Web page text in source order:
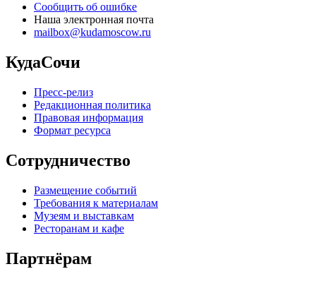
Сообщить об ошибке
Наша электронная почта
mailbox@kudamoscow.ru
КудаСочи
Пресс-релиз
Редакционная политика
Правовая информация
Формат ресурса
Сотрудничество
Размещение событий
Требования к материалам
Музеям и выставкам
Ресторанам и кафе
Партнёрам